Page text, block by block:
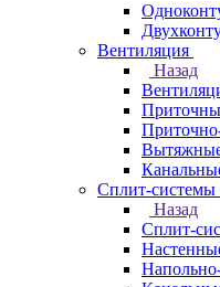
Вентиляция
Назад
Вытяжные
Сплит-
Назад
Сплит-